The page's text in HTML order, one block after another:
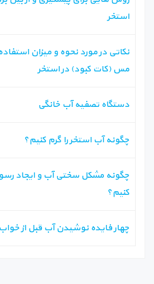
استخر
نکاتی در مورد نحوه و میزان
مس (کات کبود) در استخر
دستگاه تصفیه آب خانگی
چگونه آب استخر را گرم کنیم؟
چگونه مشکل سختی آب و ایجاد
کنیم؟
چهار فایده نوشیدن آب قبل از خواب